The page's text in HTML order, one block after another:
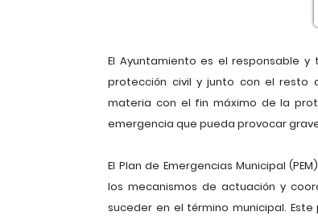
El Ayuntamiento es el responsable
protección civil y junto con el resto
materia con el fin máximo de la
emergencia que pueda provocar
El Plan de Emergencias Municipal
los mecanismos de actuación y
suceder en el término municipal.